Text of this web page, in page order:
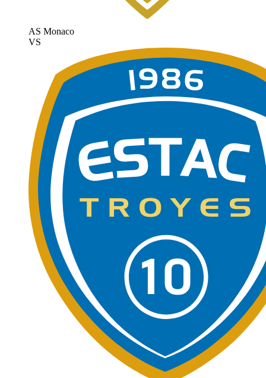
AS Monaco
VS